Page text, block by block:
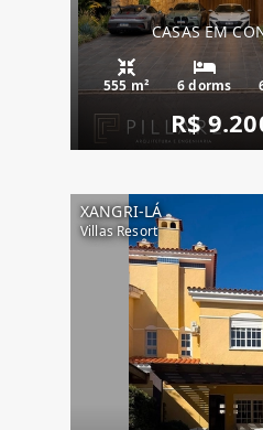
CASAS EM
555 m² 6 dorms
R$
XANGRI-LÁ
Villas Resort